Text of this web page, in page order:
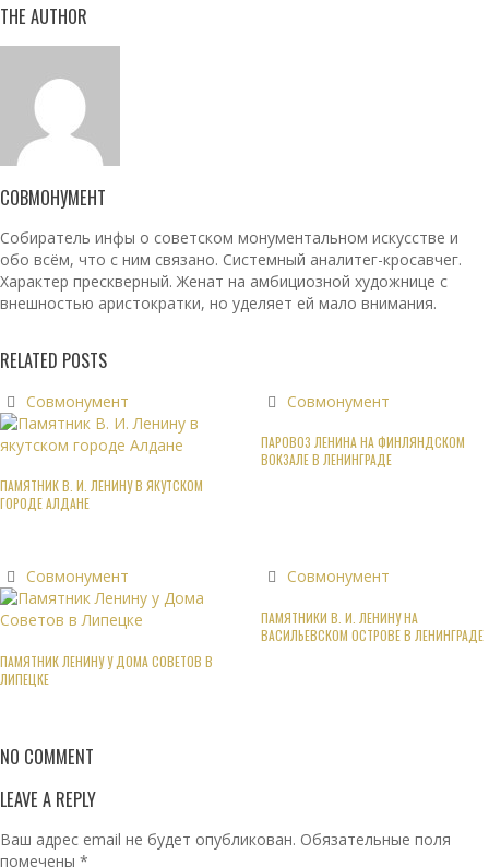
THE AUTHOR
СОВМОНУМЕНТ
Собиратель инфы о советском монументальном искусстве и
обо всём, что с ним связано. Системный аналитег-кросавчег.
Характер прескверный. Женат на амбициозной художнице с
внешностью аристократки, но уделяет ей мало внимания.
RELATED POSTS
Совмонумент
ПАМЯТНИК В. И. ЛЕНИНУ В ЯКУТСКОМ
ГОРОДЕ АЛДАНЕ
Совмонумент
ПАРОВОЗ ЛЕНИНА НА ФИНЛЯНДСКОМ
ВОКЗАЛЕ В ЛЕНИНГРАДЕ
Совмонумент
ПАМЯТНИК ЛЕНИНУ У ДОМА СОВЕТОВ В
ЛИПЕЦКЕ
Совмонумент
ПАМЯТНИКИ В. И. ЛЕНИНУ НА
ВАСИЛЬЕВСКОМ ОСТРОВЕ В ЛЕНИНГРАДЕ
NO COMMENT
LEAVE A REPLY
Ваш адрес email не будет опубликован. Обязательные поля
помечены *